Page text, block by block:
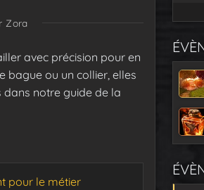
Zora
avec précision pour en
bague ou un collier, elles
notre guide de la
pour le métier